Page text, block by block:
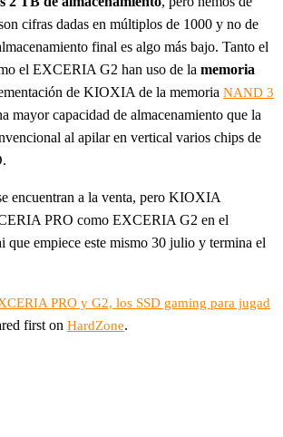
cifras dadas en múltiplos de 1000 y no de
final es algo más bajo. Tanto el
el EXCERIA G2 han uso de la memoria
de KIOXIA de la memoria NAND 3
mayor capacidad de almacenamiento que la
al apilar en vertical varios chips de
encuentran a la venta, pero KIOXIA
PRO como EXCERIA G2 en el
que empiece este mismo 30 julio y termina el
PRO y G2, los SSD gaming para jugad
first on HardZone.